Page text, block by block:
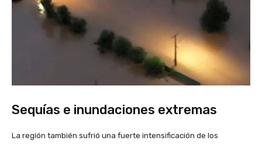
Sequías e inundaciones extremas
La región también sufrió una fuerte intensificación de los